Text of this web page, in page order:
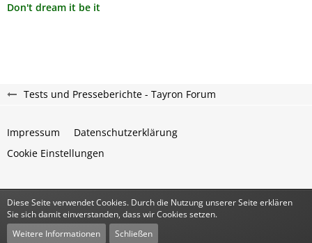
Don't dream it be it
Tests und Presseberichte - Tayron Forum
Impressum
Datenschutzerklärung
Cookie Einstellungen
Community-Software:WoltLab Suite™
Stil:Classicvon
Diese Seite verwendet Cookies. Durch die Nutzung unserer Seite erklären
Sie sich damit einverstanden, dass wir Cookies setzen.
Weitere Informationen
Schließen